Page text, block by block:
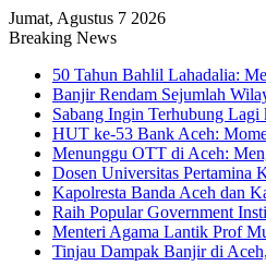
Jumat, Agustus 7 2026
Breaking News
50 Tahun Bahlil Lahadalia:
Banjir Rendam Sejumlah
Sabang Ingin Terhubung
HUT ke-53 Bank Aceh:
Menunggu OTT di Aceh:
Dosen Universitas Pertamina
Kapolresta Banda Aceh dan
Raih Popular Government
Menteri Agama Lantik Prof
Tinjau Dampak Banjir di